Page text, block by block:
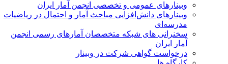
وبینارهای عمومی و تخصصی انجمن آمار ایران
وبینارهای دانش‌افزایی مباحث آمار و احتمال در ریاضیات
مدرسه‌ای
سخنرانی های شبکه متخصصان آمارهای رسمی انجمن
آمار ایران
درخواست گواهی شرکت در وبینار